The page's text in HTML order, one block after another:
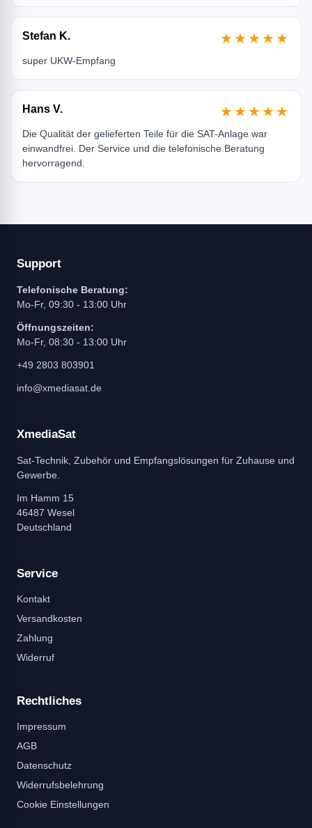
Stefan K. ★★★★★
super UKW-Empfang
Hans V. ★★★★★
Die Qualität der gelieferten Teile für die SAT-Anlage war
einwandfrei. Der Service und die telefonische Beratung
hervorragend.
Support
Telefonische Beratung:
Mo-Fr, 09:30 - 13:00 Uhr
Öffnungszeiten:
Mo-Fr, 08:30 - 13:00 Uhr
+49 2803 803901
info@xmediasat.de
XmediaSat
Sat-Technik, Zubehör und Empfangslösungen für Zuhause und
Gewerbe.
Im Hamm 15
46487 Wesel
Deutschland
Service
Kontakt
Versandkosten
Zahlung
Widerruf
Rechtliches
Impressum
AGB
Datenschutz
Widerrufsbelehrung
Cookie Einstellungen